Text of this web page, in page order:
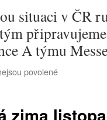
pokračuje.
situaci v ČR
A týmu
povolenéu
zima